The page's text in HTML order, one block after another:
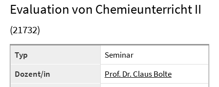
Evaluation von Chemieunterricht II
(21732)
Typ
Seminar
Dozent/in
Prof. Dr. Claus Bolte